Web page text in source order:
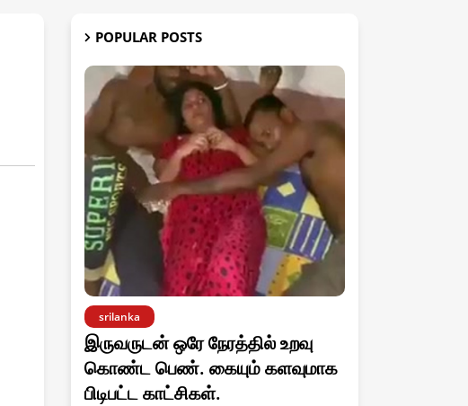
POPULAR POSTS
srilanka
இருவருடன் ஒரே நேரத்தில் உறவு
கொண்ட பெண். கையும் களவுமாக
பிடிபட்ட காட்சிகள்.